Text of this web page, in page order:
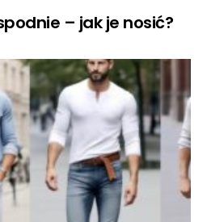
– jak je nosić?